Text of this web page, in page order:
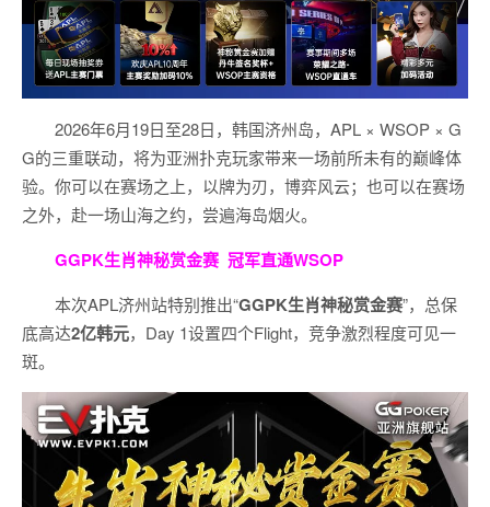
2026年6月19日至28日，韩国济州岛，APL × WSOP × G
G的三重联动，将为亚洲扑克玩家带来一场前所未有的巅峰体
验。 你可以在赛场之上，以牌为刃，博弈风云；也可以在赛场
之外，赴一场山海之约，尝遍海岛烟火。
GGPK生肖神秘赏金赛 冠军直通WSOP
本次APL济州站特别推出“GGPK生肖神秘赏金赛”，总保
底高达2亿韩元，Day 1设置四个Flight，竞争激烈程度可见一
斑。